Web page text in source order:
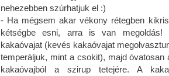
nehezebben szúrhatjuk el :)
- Ha mégsem akar vékony rétegben
kétségbe esni, arra is van megoldás!
kakaóvajat (kevés kakaóvajat
temperáljuk, mint a csokit), majd
kakaóvajból a szirup tetejére. A